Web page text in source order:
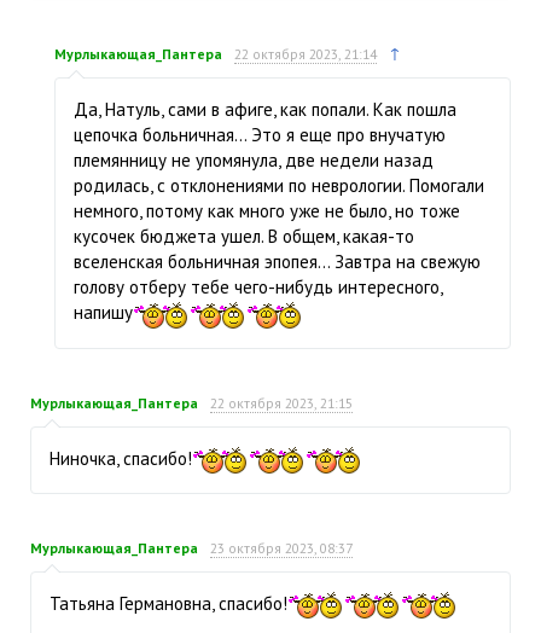
Мурлыкающая_Пантера 22 октября 2023, 21:14 ↑
Да, Натуль, сами в афиге, как попали. Как пошла
цепочка больничная… Это я еще про внучатую
племянницу не упомянула, две недели назад
родилась, с отклонениями по неврологии. Помогали
немного, потому как много уже не было, но тоже
кусочек бюджета ушел. В общем, какая-то
вселенская больничная эпопея… Завтра на свежую
голову отберу тебе чего-нибудь интересного,
напишу
Мурлыкающая_Пантера 22 октября 2023, 21:15
Ниночка, спасибо!
Мурлыкающая_Пантера 23 октября 2023, 08:37
Татьяна Германовна, спасибо!